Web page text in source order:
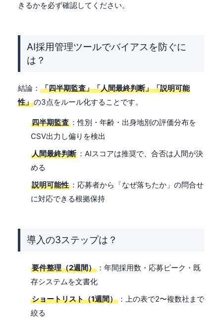
きるかを必ず確認してください。
AI採用管理ツールでバイアスを防ぐに
は？
結論：「四半期監査」「人間最終判断」「説明可能
性」の3点をルール化することです。
四半期監査：性別・年齢・出身地別の評価分布を
CSV出力し偏りを検出
人間最終判断：AIスコアは推奨で、合否は人間が決
める
説明可能性：応募者から「なぜ落ちたか」の問合せ
に対応できる根拠保持
導入の3ステップは？
要件整理（2週間）：年間採用数・応募ピーク・既
存システムを文書化
ショートリスト（1週間）：上の表で2〜複数社まで
絞る